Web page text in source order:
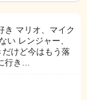
き マリオ、マイク
い レンジャー、
けど今はもう落
行き…